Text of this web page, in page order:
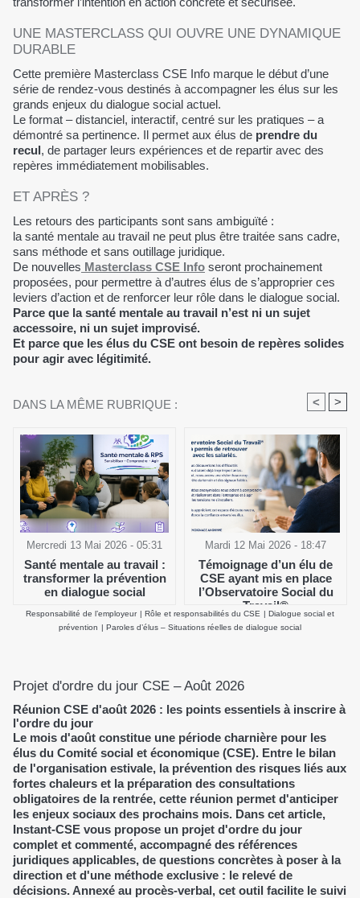
UNE MASTERCLASS QUI OUVRE UNE DYNAMIQUE
DURABLE
Cette première Masterclass CSE Info marque le début d’une
série de rendez-vous destinés à accompagner les élus sur les
grands enjeux du dialogue social actuel.
Le format – distanciel, interactif, centré sur les pratiques – a
démontré sa pertinence. Il permet aux élus de prendre du
recul, de partager leurs expériences et de repartir avec des
repères immédiatement mobilisables.
ET APRÈS ?
Les retours des participants sont sans ambiguïté :
la santé mentale au travail ne peut plus être traitée sans cadre,
sans méthode et sans outillage juridique.
De nouvelles Masterclass CSE Info seront prochainement
proposées, pour permettre à d’autres élus de s’approprier ces
leviers d’action et de renforcer leur rôle dans le dialogue social.
Parce que la santé mentale au travail n’est ni un sujet
accessoire, ni un sujet improvisé.
Et parce que les élus du CSE ont besoin de repères solides
pour agir avec légitimité.
DANS LA MÊME RUBRIQUE : < >
Mercredi 13 Mai 2026 - 05:31
Santé mentale au travail :
transformer la prévention
en dialogue social
Mardi 12 Mai 2026 - 18:47
Témoignage d’un élu de
CSE ayant mis en place
l’Observatoire Social du
Travail®
Responsabilité de l’employeur | Rôle et responsabilités du CSE | Dialogue social et
prévention | Paroles d’élus – Situations réelles de dialogue social
Projet d'ordre du jour CSE – Août 2026
Réunion CSE d'août 2026 : les points essentiels à inscrire à
l'ordre du jour
Le mois d'août constitue une période charnière pour les
élus du Comité social et économique (CSE). Entre le bilan
de l'organisation estivale, la prévention des risques liés aux
fortes chaleurs et la préparation des consultations
obligatoires de la rentrée, cette réunion permet d'anticiper
les enjeux sociaux des prochains mois. Dans cet article,
Instant-CSE vous propose un projet d'ordre du jour
complet et commenté, accompagné des références
juridiques applicables, de questions concrètes à poser à la
direction et d'une méthode exclusive : le relevé de
décisions. Annexé au procès-verbal, cet outil facilite le suivi